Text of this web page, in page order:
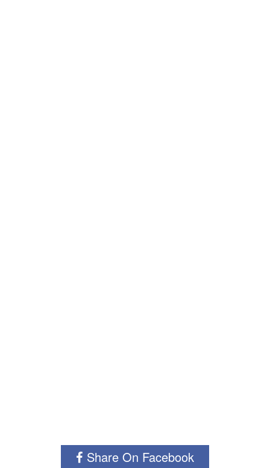
Share On Facebook